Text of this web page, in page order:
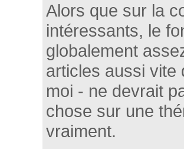
Alors que sur la
intéressants, le
globalement
articles aussi vite
moi - ne devrait
chose sur une
vraiment.